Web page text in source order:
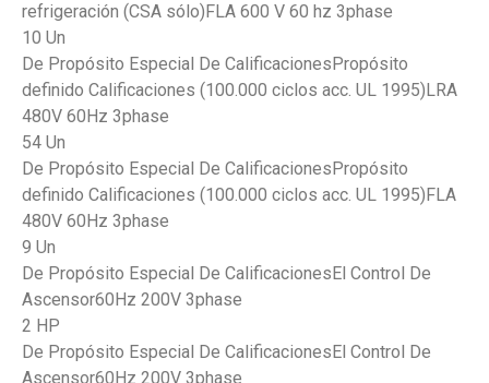
refrigeración (CSA sólo)FLA 600 V 60 hz 3phase
10 Un
De Propósito Especial De CalificacionesPropósito
definido Calificaciones (100.000 ciclos acc. UL 1995)LRA
480V 60Hz 3phase
54 Un
De Propósito Especial De CalificacionesPropósito
definido Calificaciones (100.000 ciclos acc. UL 1995)FLA
480V 60Hz 3phase
9 Un
De Propósito Especial De CalificacionesEl Control De
Ascensor60Hz 200V 3phase
2 HP
De Propósito Especial De CalificacionesEl Control De
Ascensor60Hz 200V 3phase